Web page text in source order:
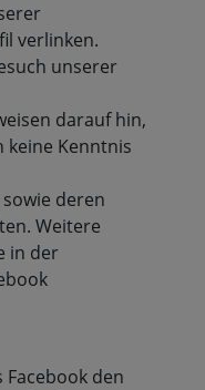
verlinken.
unserer
darauf hin,
keine Kenntnis
deren
Weitere
in der
Facebook den